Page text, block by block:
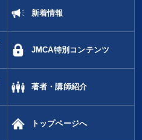
新着情報
JMCA特別コンテンツ
著者・講師紹介
トップページへ